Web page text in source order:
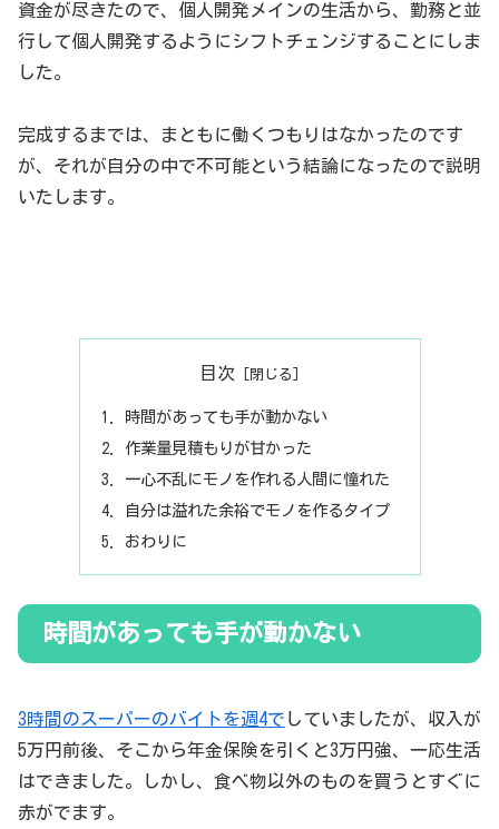
資金が尽きたので、個人開発メインの生活から、勤務と並
行して個人開発するようにシフトチェンジすることにしま
した。
完成するまでは、まともに働くつもりはなかったのです
が、それが自分の中で不可能という結論になったので説明
いたします。
目次
時間があっても手が動かない
作業量見積もりが甘かった
一心不乱にモノを作れる人間に憧れた
自分は溢れた余裕でモノを作るタイプ
おわりに
時間があっても手が動かない
3時間のスーパーのバイトを週4で していましたが、収入が
5万円前後、そこから年金保険を引くと3万円強、一応生活
はできました。しかし、食べ物以外のものを買うとすぐに
赤がでます。